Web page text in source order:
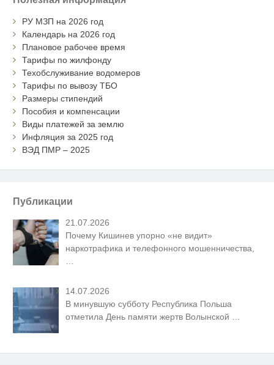
РУ МЗП на 2026 год
Календарь на 2026 год
Плановое рабочее время
Тарифы по жилфонду
Техобслуживание водомеров
Тарифы по вывозу ТБО
Размеры стипендий
Пособия и компенсации
Виды платежей за землю
Инфляция за 2025 год
ВЭД ПМР – 2025
Публикации
21.07.2026
Почему Кишинев упорно «не видит»
наркотрафика и телефонного мошенничества,
…
14.07.2026
В минувшую субботу Республика Польша
отметила День памяти жертв Волынской